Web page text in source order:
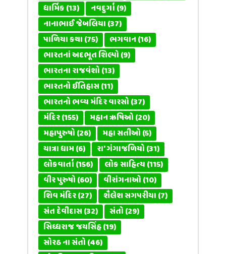
ધાર્મિક(13) નવદુર્ગા(9)
નાનાભાઈ જેબલિયા(37)
પાળિયા કથા(75) ભગવાન(16)
ભારતનાં અદભૂત શિલ્પો(9)
ભારતના રાજવંશો(13)
ભારતનો ઈતિહાસ(11)
ભારતનો ભવ્ય મંદિર વારસો(37)
મંદિર(155) મહાન ઋષિઓ(20)
મહાપુરુષો(26) મહા સતીઓ(5)
યાત્રા ધામ(6) રા' ગંગાજળિયો(31)
લોકવાર્તા(156) લોક સાહિત્ય(115)
વીર પુરુષો(60) વીરાંગનાઓ(10)
શિવ મંદિર(27) શૈલેશ સગપરીયા(7)
સંત દેવીદાસ(32) સંતો(29)
સિધ્ધરાજ જયસિંહ(19)
સોરઠ ના સંતો(46)